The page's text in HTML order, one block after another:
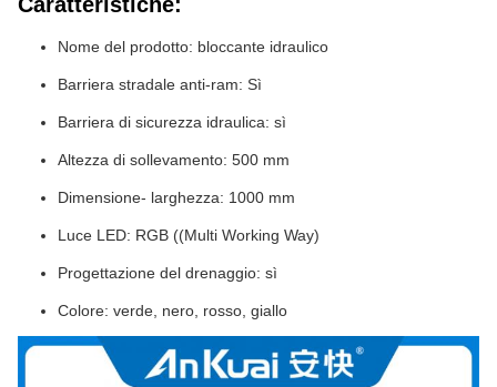
Nome del prodotto: bloccante idraulico
Barriera stradale anti-ram: Sì
Barriera di sicurezza idraulica: sì
Altezza di sollevamento: 500 mm
Dimensione- larghezza: 1000 mm
Luce LED: RGB ((Multi Working Way)
Progettazione del drenaggio: sì
Colore: verde, nero, rosso, giallo